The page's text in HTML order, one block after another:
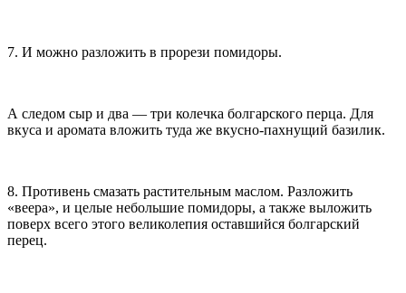
7. И можно разложить в прорези помидоры.
А следом сыр и два — три колечка болгарского перца. Для
вкуса и аромата вложить туда же вкусно-пахнущий базилик.
8. Противень смазать растительным маслом. Разложить
«веера», и целые небольшие помидоры, а также выложить
поверх всего этого великолепия оставшийся болгарский
перец.